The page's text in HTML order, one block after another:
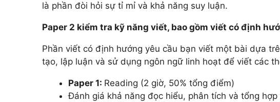
là phần đòi hỏi sự tỉ mỉ và khả năng suy luận.
Paper 2 kiểm tra kỹ năng viết, bao gồm viết có định
Phần viết có định hướng yêu cầu bạn viết một bài dựa
tạo, lập luận và sử dụng ngôn ngữ linh hoạt để viết các
Paper 1: Reading (2 giờ, 50% tổng điểm)
Đánh giá khả năng đọc hiểu, phân tích và tổng